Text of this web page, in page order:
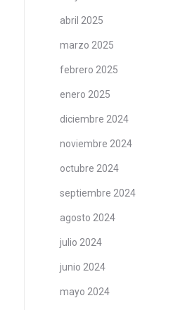
abril 2025
marzo 2025
febrero 2025
enero 2025
diciembre 2024
noviembre 2024
octubre 2024
septiembre 2024
agosto 2024
julio 2024
junio 2024
mayo 2024